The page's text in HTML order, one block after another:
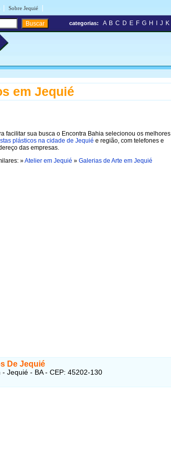
| Sobre Jequié |
categorias: A B C D E F G H J K
em Jequié
facilitar sua busca o Encontra Bahia selecionou os melhores
plásticos na cidade de Jequié e região, com telefones e
das empresas.
»Atelier em Jequié » Galerias de Arte em Jequié
De Jequié
Jequié - BA - CEP: 45202-130